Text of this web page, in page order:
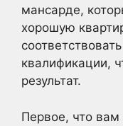
мансарде,
хорошую
квалификации,
результат.
Первое, что вам